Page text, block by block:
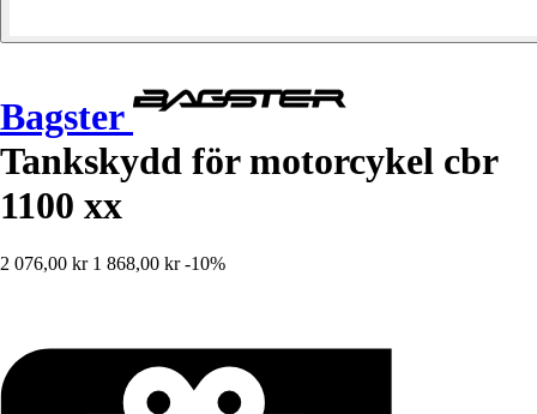
Bagster
Tankskydd för motorcykel cbr
1100 xx
2 076,00 kr 1 868,00 kr -10%